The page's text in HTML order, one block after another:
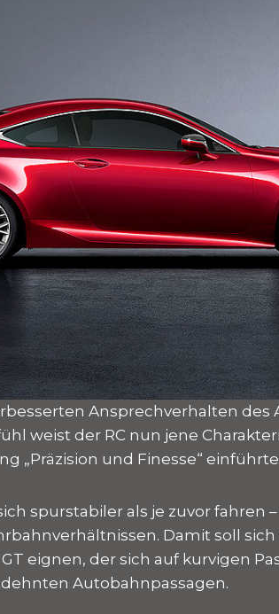
Ansprechverhalten des
weist der RC nun jene
„Präzision und Finesse“
spurstabiler als je zuvor fahren
Damit soll sich
eignen, der sich auf kurvigen
Autobahnpassagen.